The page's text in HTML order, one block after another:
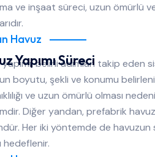
ve inşaat süreci, uzun ömürlü
Havuz
Yapımı Süreci
belirli adımları takip
boyutu, şekli ve konumu
ve uzun ömürlü olması
Diğer yandan, prefabrik havuz
Her iki yöntemde de
hedeflenir.